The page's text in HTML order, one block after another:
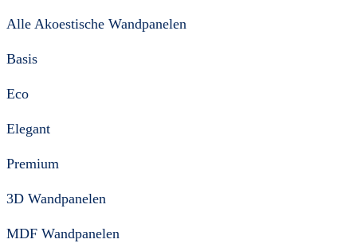
Alle Akoestische Wandpanelen
Basis
Eco
Elegant
Premium
3D Wandpanelen
MDF Wandpanelen